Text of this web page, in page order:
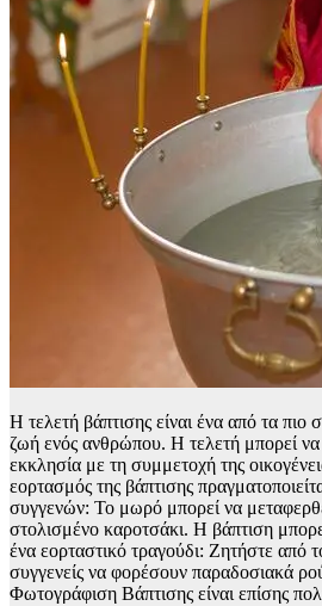
Η τελετή βάπτισης είναι ένα από τα πιο
ζωή ενός ανθρώπου. Η τελετή μπορεί να
εκκλησία με τη συμμετοχή της
εορτασμός της βάπτισης
συγγενών: Το μωρό μπορεί να
στολισμένο καροτσάκι. Η βάπτιση
ένα εορταστικό τραγούδι: Ζητήστε από
συγγενείς να φορέσουν παραδοσιακά
Φωτογράφιση Βάπτισης είναι επίσης